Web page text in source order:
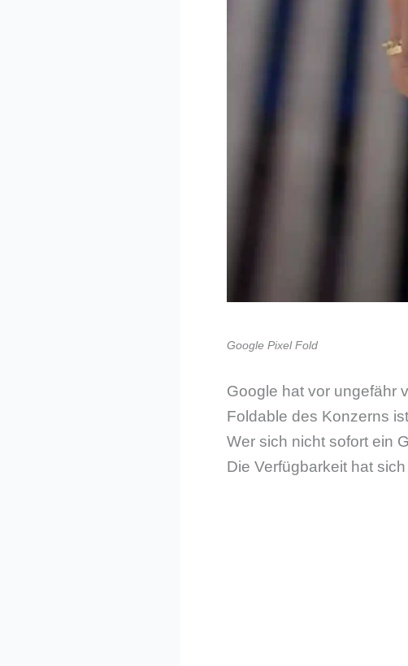
Google Pixel Fold
Google hat vor ungefähr
Foldable des Konzerns
Wer sich nicht sofort ein
Die Verfügbarkeit hat